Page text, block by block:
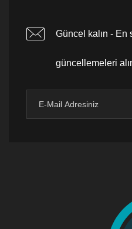
Güncel kalın -
güncellemeleri